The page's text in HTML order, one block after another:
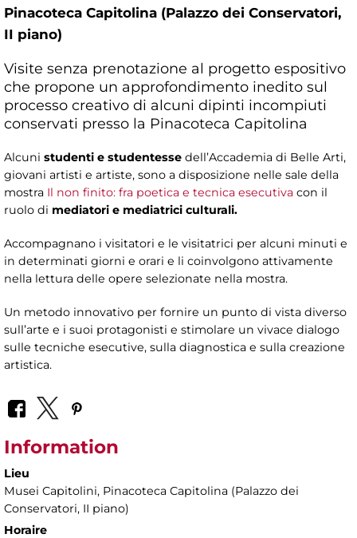
Pinacoteca Capitolina (Palazzo dei Conservatori,
II piano)
Visite senza prenotazione al progetto espositivo
che propone un approfondimento inedito sul
processo creativo di alcuni dipinti incompiuti
conservati presso la Pinacoteca Capitolina
Alcuni studenti e studentesse dell’Accademia di Belle Arti,
giovani artisti e artiste, sono a disposizione nelle sale della
mostra Il non finito: fra poetica e tecnica esecutiva con il
ruolo di mediatori e mediatrici culturali.
Accompagnano i visitatori e le visitatrici per alcuni minuti e
in determinati giorni e orari e li coinvolgono attivamente
nella lettura delle opere selezionate nella mostra.
Un metodo innovativo per fornire un punto di vista diverso
sull’arte e i suoi protagonisti e stimolare un vivace dialogo
sulle tecniche esecutive, sulla diagnostica e sulla creazione
artistica.
Information
Lieu
Musei Capitolini, Pinacoteca Capitolina (Palazzo dei
Conservatori, II piano)
Horaire